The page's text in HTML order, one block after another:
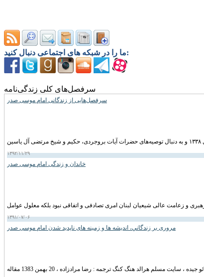
ما را در شبکه های اجتماعی دنبال کنید:
سرفصل‌های کلی زندگی‌نامه
سرفصل‌هایی از زندگانی امام موسی صدر
۱۳۹۲/۱۱/۲۹
خاندان و زندگی امام موسى صدر
۱۳۹۱/۰۷/۰۶
مروری بر زندگاني، انديشه ها و زمينه های ناپديد شدن امام موسی صدر